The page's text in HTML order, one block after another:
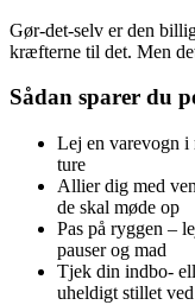
Gør-det-selv er den
kræfterne til det. Men
Sådan sparer du
Lej en varevogn i
ture
Allier dig med
de skal møde op
Pas på ryggen –
pauser og mad
Tjek din indbo-
uheldigt stillet